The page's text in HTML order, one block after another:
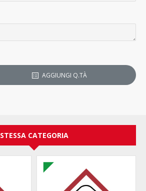
AGGIUNGI Q.TÀ
STESSA CATEGORIA